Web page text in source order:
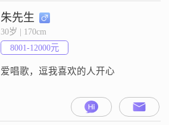
朱先生
30岁 | 170cm
8001-12000元
爱唱歌，逗我喜欢的人开心